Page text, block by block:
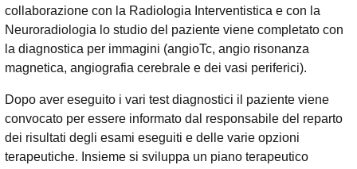
collaborazione con la Radiologia Interventistica e con la
Neuroradiologia lo studio del paziente viene completato con
la diagnostica per immagini (angioTc, angio risonanza
magnetica, angiografia cerebrale e dei vasi periferici).
Dopo aver eseguito i vari test diagnostici il paziente viene
convocato per essere informato dal responsabile del reparto
dei risultati degli esami eseguiti e delle varie opzioni
terapeutiche. Insieme si sviluppa un piano terapeutico